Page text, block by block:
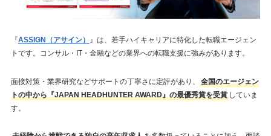
『ASSIGN（アサイン） 』は、若手ハイキャリアに特化した転職エージェン
トです。コンサル・IT・金融などの業界への転職支援に強みがあります。
面接対策・業界研究などサポートの丁寧さに定評があり、
全国のエージェン
トの中から『JAPAN HEADHUNTER AWARD』の最優秀賞を受賞 していま
す。